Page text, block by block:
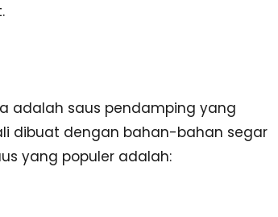
adalah saus pendamping yang
dibuat dengan bahan-bahan segar
yang populer adalah: